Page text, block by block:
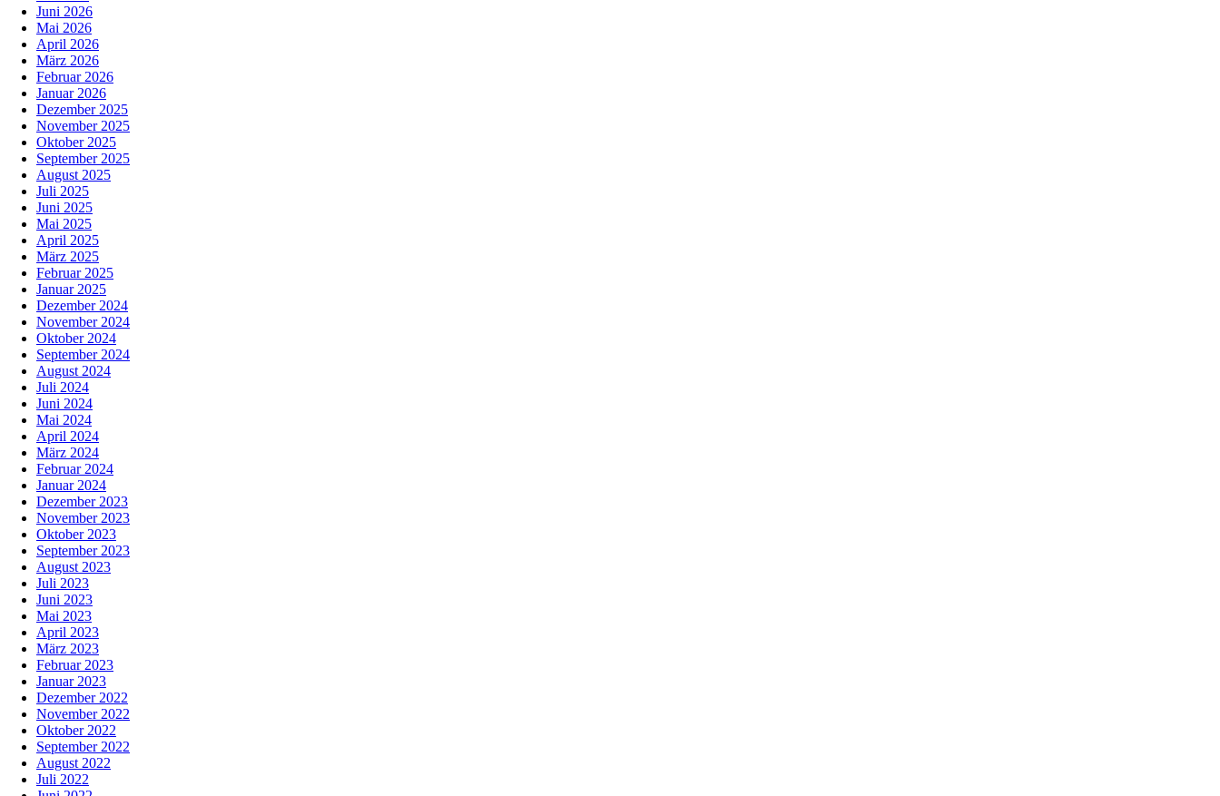
Juni 2026
Mai 2026
April 2026
März 2026
Februar 2026
Januar 2026
Dezember 2025
November 2025
Oktober 2025
September 2025
August 2025
Juli 2025
Juni 2025
Mai 2025
April 2025
März 2025
Februar 2025
Januar 2025
Dezember 2024
November 2024
Oktober 2024
September 2024
August 2024
Juli 2024
Juni 2024
Mai 2024
April 2024
März 2024
Februar 2024
Januar 2024
Dezember 2023
November 2023
Oktober 2023
September 2023
August 2023
Juli 2023
Juni 2023
Mai 2023
April 2023
März 2023
Februar 2023
Januar 2023
Dezember 2022
November 2022
Oktober 2022
September 2022
August 2022
Juli 2022